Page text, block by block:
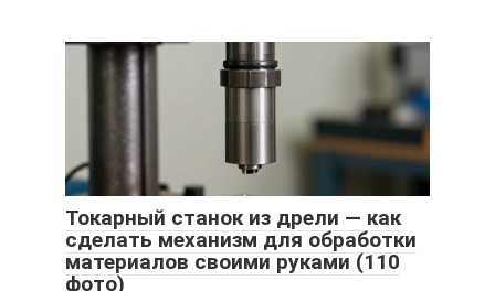
Токарный станок из дрели — как
сделать механизм для обработки
материалов своими руками (110
фото)